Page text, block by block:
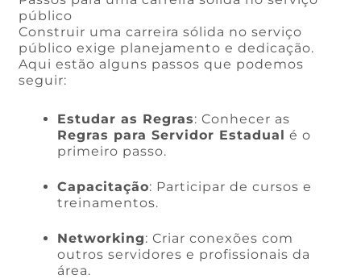
público
Construir uma carreira sólida no serviço
público exige planejamento e dedicação.
Aqui estão alguns passos que podemos
seguir:
Estudar as Regras: Conhecer as
Regras para Servidor Estadual é o
primeiro passo.
Capacitação: Participar de cursos e
treinamentos.
Networking: Criar conexões com
outros servidores e profissionais da
área.